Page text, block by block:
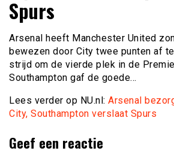
Spurs
Arsenal heeft Manchester United
bewezen door City twee punten af
strijd om de vierde plek in de
Southampton gaf de goede…
Lees verder op NU.nl: Arsenal
City, Southampton verslaat Spurs
Geef een reactie